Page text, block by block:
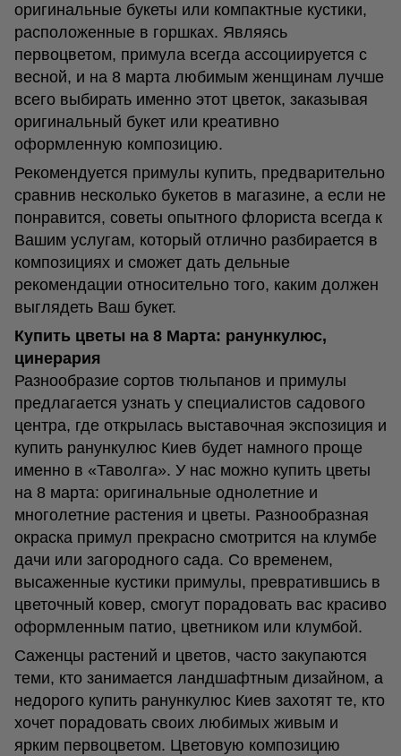
оригинальные букеты или компактные кустики,
расположенные в горшках. Являясь
первоцветом, примула всегда ассоциируется с
весной, и на 8 марта любимым женщинам лучше
всего выбирать именно этот цветок, заказывая
оригинальный букет или креативно
оформленную композицию.
Рекомендуется примулы купить, предварительно
сравнив несколько букетов в магазине, а если не
понравится, советы опытного флориста всегда к
Вашим услугам, который отлично разбирается в
композициях и сможет дать дельные
рекомендации относительно того, каким должен
выглядеть Ваш букет.
Купить цветы на 8 Марта: ранункулюс,
цинерария
Разнообразие сортов тюльпанов и примулы
предлагается узнать у специалистов садового
центра, где открылась выставочная экспозиция и
купить ранункулюс Киев будет намного проще
именно в «Таволга». У нас можно купить цветы
на 8 марта: оригинальные однолетние и
многолетние растения и цветы. Разнообразная
окраска примул прекрасно смотрится на клумбе
дачи или загородного сада. Со временем,
высаженные кустики примулы, превратившись в
цветочный ковер, смогут порадовать вас красиво
оформленным патио, цветником или клумбой.
Саженцы растений и цветов, часто закупаются
теми, кто занимается ландшафтным дизайном, а
недорого купить ранункулюс Киев захотят те, кто
хочет порадовать своих любимых живым и
ярким первоцветом. Цветовую композицию